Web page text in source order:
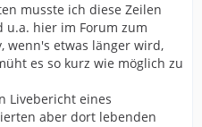
musste ich diese Zeilen
hier im Forum zum
wenn's etwas länger wird,
es so kurz wie möglich zu
Livebericht eines
aber dort lebenden